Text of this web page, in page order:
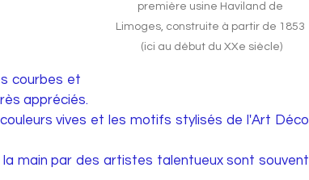
première usine Haviland de
Limoges, construite à partir de 1853
(ici au début du XXe siècle)
courbes et
appréciés.
vives et les motifs stylisés de l'Art Déco
la main par des artistes talentueux sont souvent